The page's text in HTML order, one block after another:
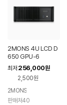
2MONS 4U LCD D
650 GPU-6
최저 256,000원
2,500원
2MONS
판매처40